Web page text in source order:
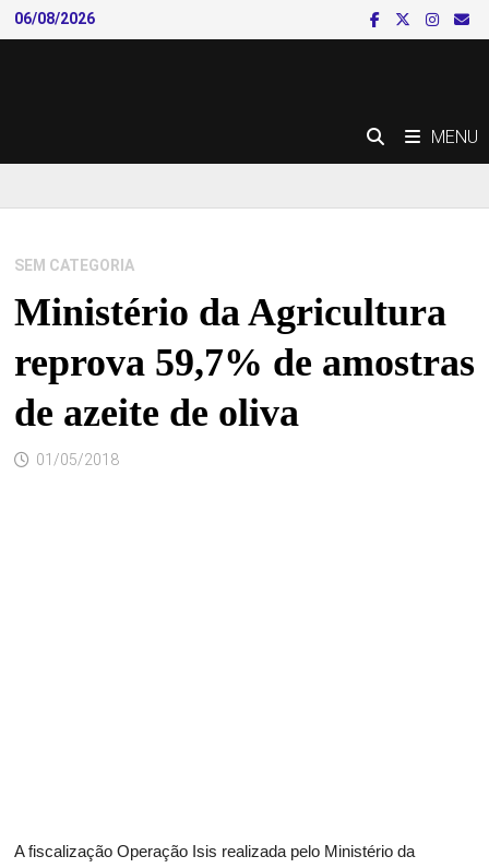
Skip
to
06/08/2026
MENU
SEM CATEGORIA
Ministério da Agricultura
reprova 59,7% de amostras
de azeite de oliva
01/05/2018
A fiscalização Operação Isis realizada pelo Ministério da